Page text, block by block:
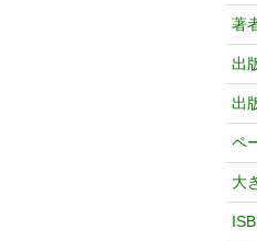
著
出
出
ペ
大